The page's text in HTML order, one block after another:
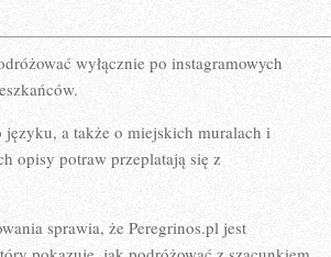
wyłącznie po instagramowych
a także o miejskich muralach i
opisy potraw przeplatają się z
sprawia, że Peregrinos.pl jest